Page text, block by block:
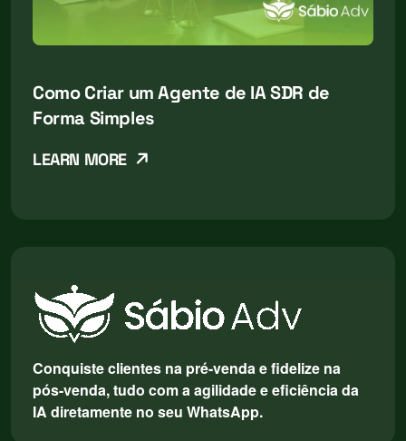
Como Criar um Agente de IA SDR de
Forma Simples
LEARN MORE
Conquiste clientes na pré-venda e fidelize na
pós-venda, tudo com a agilidade e eficiência da
IA diretamente no seu WhatsApp.